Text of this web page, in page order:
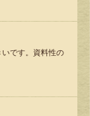
です。資料性の